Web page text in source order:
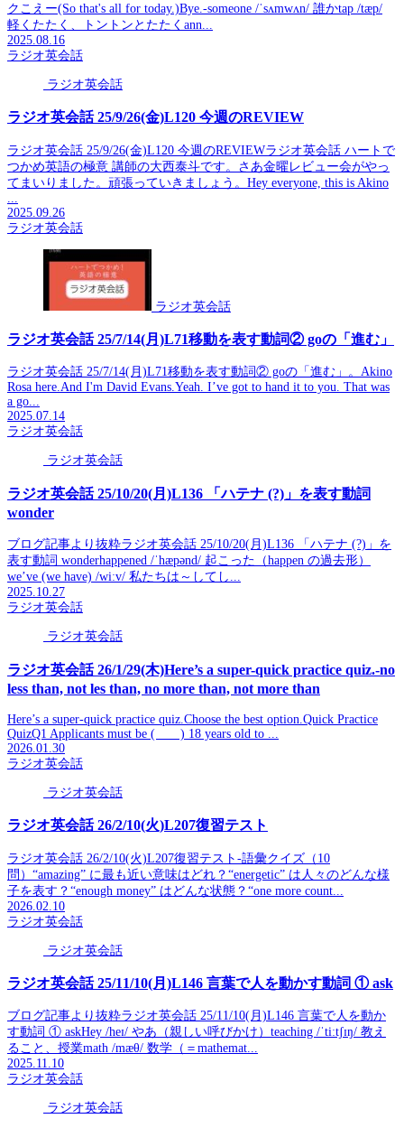
クこえー(So that's all for today.)Bye.-someone /ˈsʌmwʌn/ 誰かtap /tæp/
軽くたたく、トントンとたたくann...
2025.08.16
ラジオ英会話
ラジオ英会話
ラジオ英会話 25/9/26(金)L120 今週のREVIEW
ラジオ英会話 25/9/26(金)L120 今週のREVIEWラジオ英会話 ハートで
つかめ英語の極意 講師の大西泰斗です。さあ金曜レビュー会がやっ
てまいりました。頑張っていきましょう。Hey everyone, this is Akino
2025.09.26
ラジオ英会話
ラジオ英会話
ラジオ英会話 25/7/14(月)L71移動を表す動詞② goの「進む」
ラジオ英会話 25/7/14(月)L71移動を表す動詞② goの「進む」。Akino
Rosa here.And I'm David Evans.Yeah. I’ve got to hand it to you. That was
a go...
2025.07.14
ラジオ英会話
ラジオ英会話
ラジオ英会話 25/10/20(月)L136 「ハテナ (?)」を表す動詞
wonder
ブログ記事より抜粋ラジオ英会話 25/10/20(月)L136 「ハテナ (?)」を
表す動詞 wonderhappened /ˈhæpənd/ 起こった（happen の過去形）
we’ve (we have) /wiːv/ 私たちは～してし...
2025.10.27
ラジオ英会話
ラジオ英会話
ラジオ英会話 26/1/29(木)Here’s a super-quick practice quiz.-no
less than, not les than, no more than, not more than
Here’s a super-quick practice quiz.Choose the best option.Quick Practice
QuizQ1 Applicants must be ( ) 18 years old to ...
2026.01.30
ラジオ英会話
ラジオ英会話
ラジオ英会話 26/2/10(火)L207復習テスト
ラジオ英会話 26/2/10(火)L207復習テスト-語彙クイズ（10
問）“amazing” に最も近い意味はどれ？“energetic” は人々のどんな様
子を表す？“enough money” はどんな状態？“one more count...
2026.02.10
ラジオ英会話
ラジオ英会話
ラジオ英会話 25/11/10(月)L146 言葉で人を動かす動詞 ① ask
ブログ記事より抜粋ラジオ英会話 25/11/10(月)L146 言葉で人を動か
す動詞 ① askHey /heɪ/ やあ（親しい呼びかけ）teaching /ˈtiːtʃɪŋ/ 教え
ること、授業math /mæθ/ 数学（＝mathemat...
2025.11.10
ラジオ英会話
ラジオ英会話